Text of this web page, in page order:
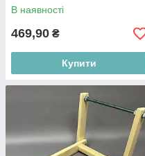
В наявності
469,90 ₴
Купити